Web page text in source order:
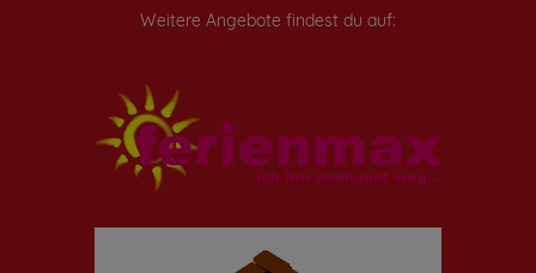
Weitere Angebote findest du auf: